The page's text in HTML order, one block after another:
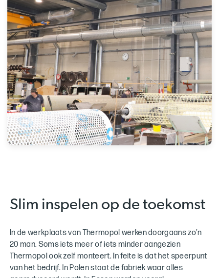
Slim inspelen op de toekomst
In de werkplaats van Thermopol werken doorgaans zo’n
20 man. Soms iets meer of iets minder aangezien
Thermopol ook zelf monteert. In feite is dat het speerpunt
van het bedrijf. In Polen staat de fabriek waar alles